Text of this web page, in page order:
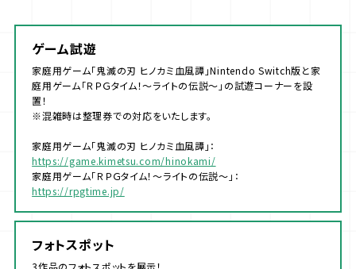
ゲーム試遊
家庭用ゲーム「鬼滅の刃 ヒノカミ血風譚」Nintendo Switch版と家
庭用ゲーム「ＲＰＧタイム！～ライトの伝説～」の試遊コーナーを設
置！
※混雑時は整理券での対応をいたします。
家庭用ゲーム「鬼滅の刃 ヒノカミ血風譚」：
https://game.kimetsu.com/hinokami/
家庭用ゲーム「ＲＰＧタイム！～ライトの伝説～」：
https://rpgtime.jp/
フォトスポット
3作品のフォトスポットを展示！